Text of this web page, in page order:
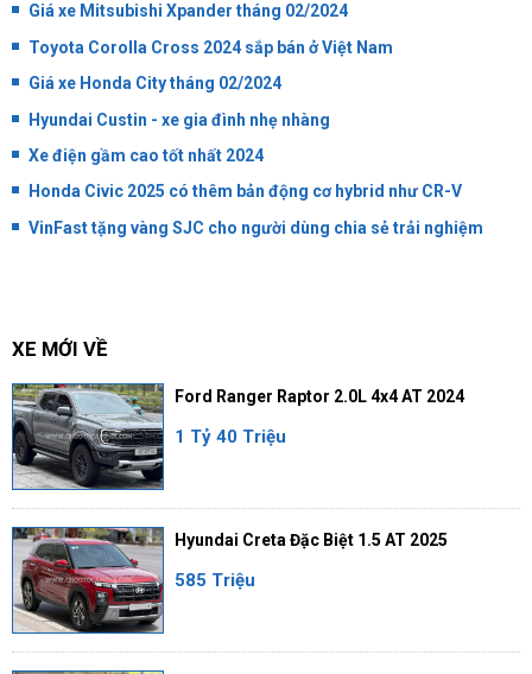
Giá xe Mitsubishi Xpander tháng 02/2024
Toyota Corolla Cross 2024 sắp bán ở Việt Nam
Giá xe Honda City tháng 02/2024
Hyundai Custin - xe gia đình nhẹ nhàng
Xe điện gầm cao tốt nhất 2024
Honda Civic 2025 có thêm bản động cơ hybrid như CR-V
VinFast tặng vàng SJC cho người dùng chia sẻ trải nghiệm
XE MỚI VỀ
Ford Ranger Raptor 2.0L 4x4 AT 2024
1 Tỷ 40 Triệu
Hyundai Creta Đặc Biệt 1.5 AT 2025
585 Triệu